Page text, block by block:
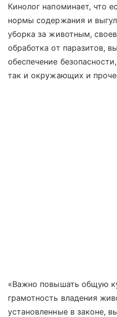
Кинолог напоминает, что
нормы содержания и
уборка за животным,
обработка от паразитов,
обеспечение
так и окружающих и
«Важно повышать общую
грамотность владения
установленные в законе,